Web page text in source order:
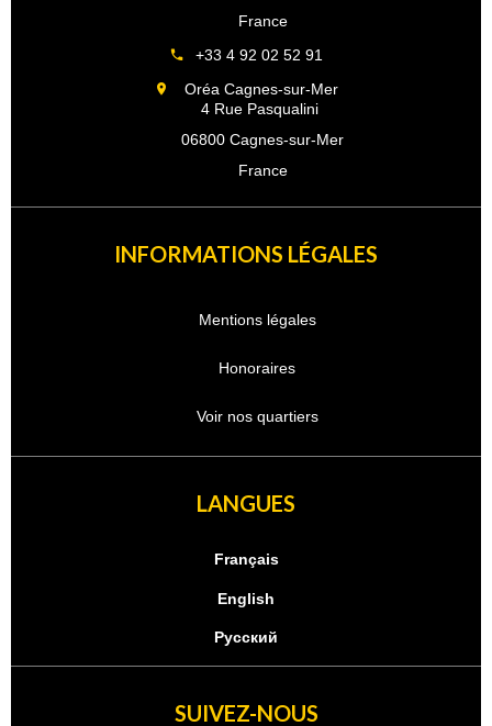
France
+33 4 92 02 52 91
Oréa Cagnes-sur-Mer
4 Rue Pasqualini
06800 Cagnes-sur-Mer
France
INFORMATIONS LÉGALES
Mentions légales
Honoraires
Voir nos quartiers
LANGUES
Français
English
Русский
SUIVEZ-NOUS